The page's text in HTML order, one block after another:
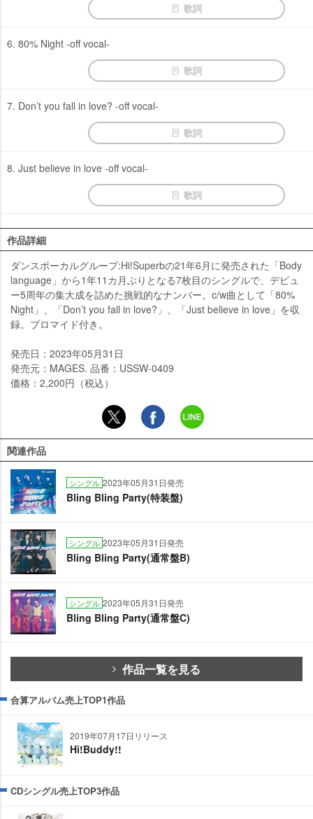
歌詞
6. 80% Night -off vocal-
歌詞
7. Don’t you fall in love? -off vocal-
歌詞
8. Just believe in love -off vocal-
歌詞
作品詳細
ダンスボーカルグループ:Hi!Superbの21年6月に発売された「Body
language」から1年11カ月ぶりとなる7枚目のシングルで、デビュ
ー5周年の集大成を詰めた挑戦的なナンバー。c/w曲として「80%
Night」、「Don’t you fall in love?」、「Just believe in love」を収
録。ブロマイド付き。
発売日：2023年05月31日
発売元：MAGES. 品番：USSW-0409
価格：2,200円（税込）
関連作品
シングル 2023年05月31日発売
Bling Bling Party(特装盤)
シングル 2023年05月31日発売
Bling Bling Party(通常盤B)
シングル 2023年05月31日発売
Bling Bling Party(通常盤C)
作品一覧を見る
合算アルバム売上TOP1作品
2019年07月17日リリース
Hi!Buddy!!
CDシングル売上TOP3作品